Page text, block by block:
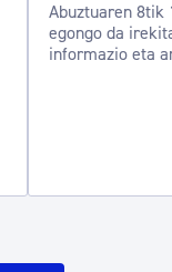
Abuztuaren 8tik
egongo da
informazio eta